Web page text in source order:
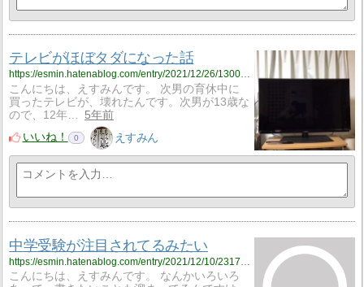
テレビがほぼタダになった話
https://esmin.hatenablog.com/entry/2021/12/26/130008
こんにちは、えすみんです。 次男の育休中に
買ったテレビが、壊れたんです。次男が13歳な
ので、12年…
5年前
いいね！
0 えすみん
中学受験が注目されてるみたい
こんにちは、えすみんです。 なんかいろいろ